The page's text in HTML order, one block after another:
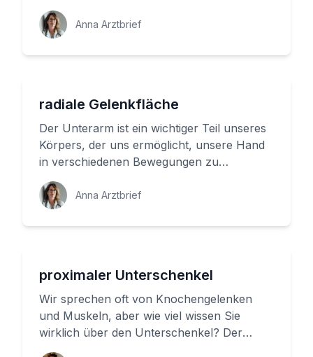
der Speiche. Aber was passiert, we...
Anna Arztbrief
radiale Gelenkfläche
Der Unterarm ist ein wichtiger Teil unseres
Körpers, der uns ermöglicht, unsere Hand
in verschiedenen Bewegungen zu
verwenden. Aber was ist das Geheim...
Anna Arztbrief
proximaler Unterschenkel
Wir sprechen oft von Knochengelenken
und Muskeln, aber wie viel wissen Sie
wirklich über den Unterschenkel? Der
proximale Bereich des Unterschenskels ...